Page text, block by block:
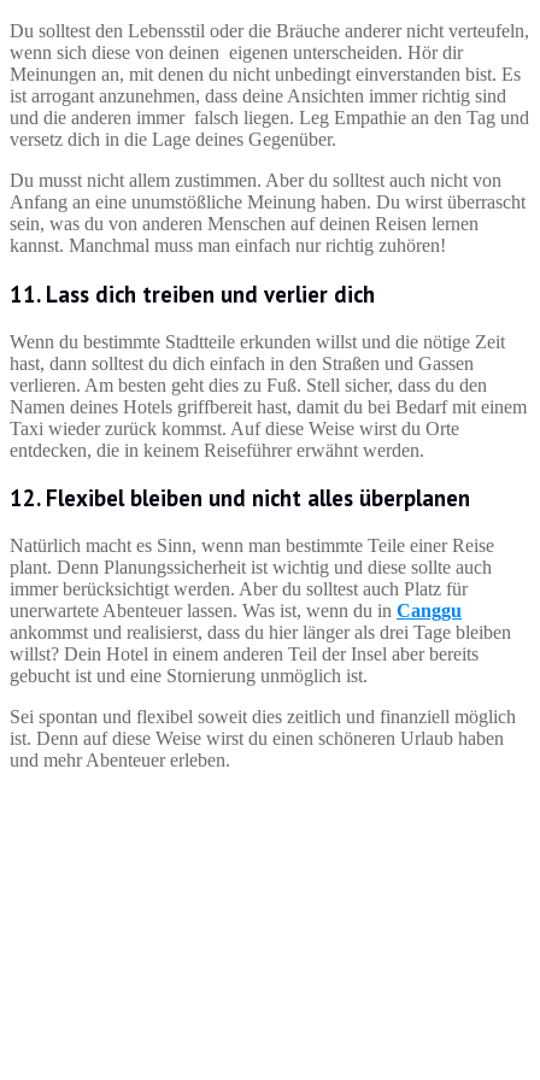
Du solltest den Lebensstil oder die Bräuche anderer nicht verteufeln,
wenn sich diese von deinen eigenen unterscheiden. Hör dir
Meinungen an, mit denen du nicht unbedingt einverstanden bist. Es
ist arrogant anzunehmen, dass deine Ansichten immer richtig sind
und die anderen immer falsch liegen. Leg Empathie an den Tag und
versetz dich in die Lage deines Gegenüber.
Du musst nicht allem zustimmen. Aber du solltest auch nicht von
Anfang an eine unumstößliche Meinung haben. Du wirst überrascht
sein, was du von anderen Menschen auf deinen Reisen lernen
kannst. Manchmal muss man einfach nur richtig zuhören!
11. Lass dich treiben und verlier dich
Wenn du bestimmte Stadtteile erkunden willst und die nötige Zeit
hast, dann solltest du dich einfach in den Straßen und Gassen
verlieren. Am besten geht dies zu Fuß. Stell sicher, dass du den
Namen deines Hotels griffbereit hast, damit du bei Bedarf mit einem
Taxi wieder zurück kommst. Auf diese Weise wirst du Orte
entdecken, die in keinem Reiseführer erwähnt werden.
12. Flexibel bleiben und nicht alles überplanen
Natürlich macht es Sinn, wenn man bestimmte Teile einer Reise
plant. Denn Planungssicherheit ist wichtig und diese sollte auch
immer berücksichtigt werden. Aber du solltest auch Platz für
unerwartete Abenteuer lassen. Was ist, wenn du in Canggu
ankommst und realisierst, dass du hier länger als drei Tage bleiben
willst? Dein Hotel in einem anderen Teil der Insel aber bereits
gebucht ist und eine Stornierung unmöglich ist.
Sei spontan und flexibel soweit dies zeitlich und finanziell möglich
ist. Denn auf diese Weise wirst du einen schöneren Urlaub haben
und mehr Abenteuer erleben.